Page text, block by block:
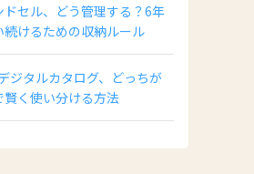
ドセル、どう管理する？6年
続けるための収納ルール
ジタルカタログ、どっちが
く使い分ける方法